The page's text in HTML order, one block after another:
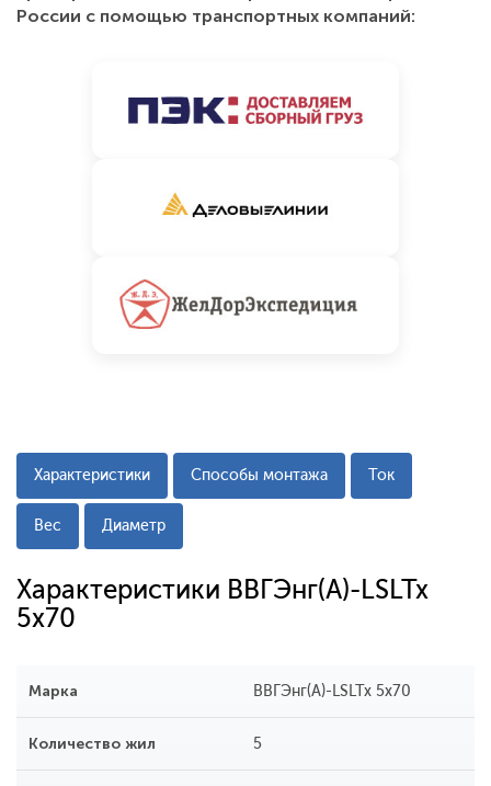
России с помощью транспортных компаний:
Характеристики Способы монтажа Ток
Вес Диаметр
Характеристики ВВГЭнг(А)-LSLTx
5x70
Марка ВВГЭнг(А)-LSLTx 5x70
Количество жил 5